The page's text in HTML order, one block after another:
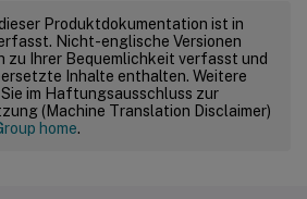
Produktdokumentation ist in
Nicht-englische Versionen
zu Ihrer Bequemlichkeit verfasst und
Inhalte enthalten. Weitere
im Haftungsausschluss zur
(Machine Translation Disclaimer)
home.